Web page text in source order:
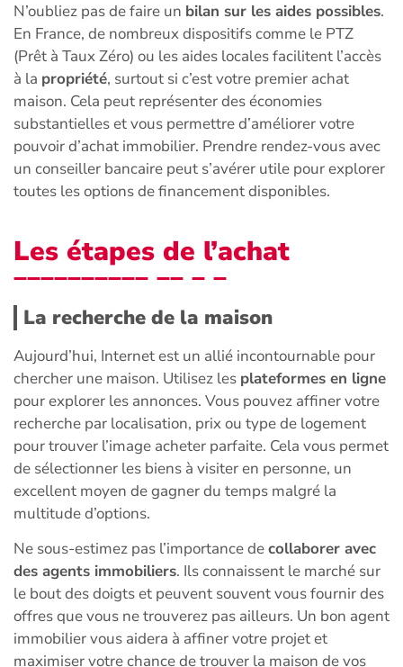
N’oubliez pas de faire un bilan sur les aides possibles.
En France, de nombreux dispositifs comme le PTZ
(Prêt à Taux Zéro) ou les aides locales facilitent l’accès
à la propriété, surtout si c’est votre premier achat
maison. Cela peut représenter des économies
substantielles et vous permettre d’améliorer votre
pouvoir d’achat immobilier. Prendre rendez-vous avec
un conseiller bancaire peut s’avérer utile pour explorer
toutes les options de financement disponibles.
Les étapes de l’achat
La recherche de la maison
Aujourd’hui, Internet est un allié incontournable pour
chercher une maison. Utilisez les plateformes en ligne
pour explorer les annonces. Vous pouvez affiner votre
recherche par localisation, prix ou type de logement
pour trouver l’image acheter parfaite. Cela vous permet
de sélectionner les biens à visiter en personne, un
excellent moyen de gagner du temps malgré la
multitude d’options.
Ne sous-estimez pas l’importance decollaborer avec
des agents immobiliers. Ils connaissent le marché sur
le bout des doigts et peuvent souvent vous fournir des
offres que vous ne trouverez pas ailleurs. Un bon agent
immobilier vous aidera à affiner votre projet et
maximiser votre chance de trouver la maison de vos